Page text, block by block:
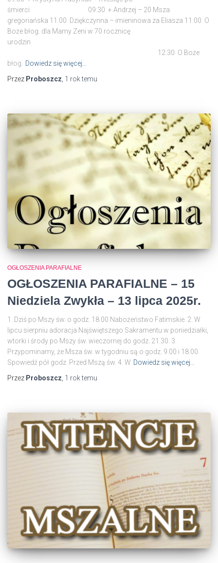
śmierci 09:30 + Andrzej – 20 Msza
gregoriańska 11:00 Dziękczynna – imieninowa za Eliasza 11:00 O
Boże błog. dla Mamy Zeni w 70 rocznicę
12:30 O Boże
błog.
Dowiedz się więcej…
Przez Proboszcz 1 roktemu
OGŁOSZENIA PARAFIALNE
OGŁOSZENIA PARAFIALNE – 15
Niedziela Zwykła – 13 lipca 2025r.
1. Dziś po Mszy św. o godz. 18.00 Nabożeństwo Fatimskie. 2. W
lipcu sierpniu adoracja Najświętszego Sakramentu w poniedziałki,
wtorki i środy po Mszy św. wieczornej do godz. 21.30. 3.
Przypominamy, że Msza św. w tygodniu są o godz. 9.00 i 18.00.
Spowiedź pół godz. Przed Mszą św. 4. W Dowiedz się więcej…
Przez Proboszcz, 1 roktemu